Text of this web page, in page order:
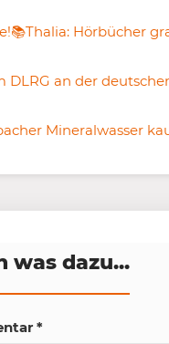
was dazu...
*